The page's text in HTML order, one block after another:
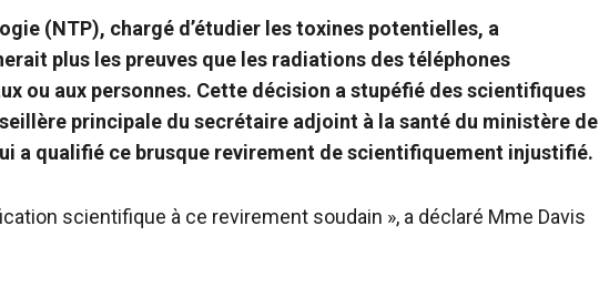
(NTP), chargé d’étudier les toxines potentielles, a
plus les preuves que les radiations des téléphones
ou aux personnes. Cette décision a stupéfié des scientifiques
principale du secrétaire adjoint à la santé du ministère de
a qualifié ce brusque revirement de scientifiquement injustifié.
scientifique à ce revirement soudain », a déclaré Mme Davis